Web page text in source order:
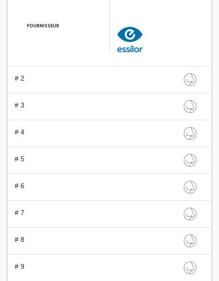
FOURNISSEUR
# 2
# 3
# 4
# 5
# 6
# 7
# 8
# 9